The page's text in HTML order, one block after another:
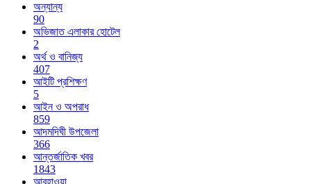
অন্যান্য
90
অভিজাত এলাকার হোটেল
2
অর্থ ও বানিজ্য
407
আইটি প্রশিক্ষণ
5
আইন ও অপরাধ
859
আদমদিঘী উপজেলা
366
আন্তর্জাতিক খবর
1843